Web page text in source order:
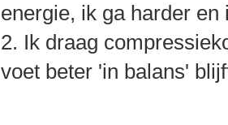
energie, ik ga harder
2. Ik draag
voet beter 'in balans'